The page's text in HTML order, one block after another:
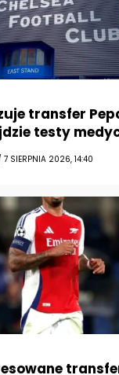
transfer
testy
7 SIERPNIA 2026, 14:40